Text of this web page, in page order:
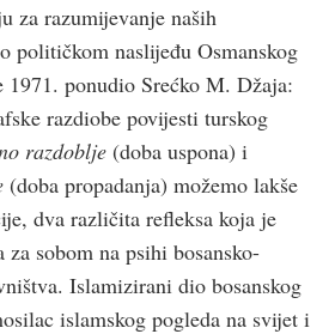
za razumijevanje naših
političkom naslijeđu Osmanskog
1971. ponudio Srećko M. Džaja:
razdiobe povijesti turskog
razdoblje (doba uspona) i
(doba propadanja) možemo lakše
dva različita refleksa koja je
za sobom na psihi bosansko-
Islamizirani dio bosanskog
islamskog pogleda na svijet i